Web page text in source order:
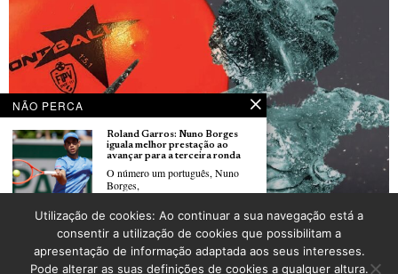
Pelota Basca: Viseu organiza o III Troféu internacional Viriato com atletas de França
e de outros países
_LUSOJORNAL
NÃO PERCA
Roland Garros: Nuno Borges
iguala melhor prestação ao
avançar para a terceira ronda
O número um português, Nuno
Borges,
Roland Garros: Jaime Faria
contrariou Shapovalov e avança
para a segunda ronda
Jaime Faria qualificou-se ontem
Utilização de cookies: Ao continuar a sua navegação está a
consentir a utilização de cookies que possibilitam a
apresentação de informação adaptada aos seus interesses.
Pode alterar as suas definições de cookies a qualquer altura.